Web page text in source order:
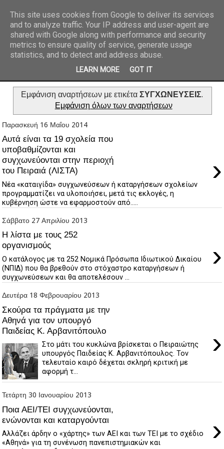
REPORTAZ NET
Εμφάνιση αναρτήσεων με ετικέτα ΣΥΓΧΩΝΕΥΣΕΙΣ.
Εμφάνιση όλων των αναρτήσεων
Παρασκευή 16 Μαΐου 2014
Αυτά είναι τα 19 σχολεία που
υποβαθμίζονται και
συγχωνεύονται στην περιοχή
του Πειραιά (ΛΙΣΤΑ)
›
Νέα «καταιγίδα» συγχωνεύσεων ή καταργήσεων σχολείων
προγραμματίζει να υλοποιήσει, μετά τις εκλογές, η
κυβέρνηση ώστε να εφαρμοστούν από.....
Σάββατο 27 Απριλίου 2013
H λίστα με τους 252
οργανισμούς
›
Ο κατάλογος με τα 252 Νομικά Πρόσωπα Ιδιωτικού Δικαίου
(ΝΠΙΔ) που θα βρεθούν στο στόχαστρο καταργήσεων ή
συγχωνεύσεων και θα αποτελέσουν ...
Δευτέρα 18 Φεβρουαρίου 2013
Σκούρα τα πράγματα με την
Αθηνά για τον υπουργό
Παιδείας Κ. Αρβανιτόπουλο
›
Στο μάτι του κυκλώνα βρίσκεται ο Πειραιώτης
υπουργός Παιδείας Κ. Αρβανιτόπουλος. Τον
τελευταίο καιρό δέχεται σκληρή κριτική με
αφορμή τ...
Τετάρτη 30 Ιανουαρίου 2013
Ποια ΑΕΙ/ΤΕΙ συγχωνεύονται,
ενώνονται και καταργούνται
›
Αλλάζει άρδην ο «χάρτης» των ΑΕΙ και των ΤΕΙ με το σχέδιο
«Αθηνά» για τη συνένωση πανεπιστημιακών και
This site uses cookies from Google to deliver its services
and to analyze traffic. Your IP address and user-agent are
shared with Google along with performance and security
metrics to ensure quality of service, generate usage
statistics, and to detect and address abuse.
LEARN MORE GOT IT